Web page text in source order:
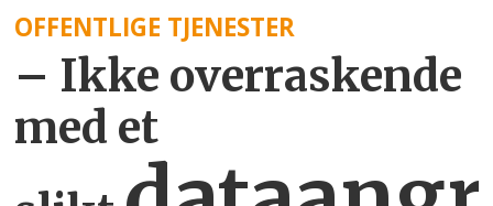
OFFENTLIGE TJENESTER
– Ikke overraskende
med et